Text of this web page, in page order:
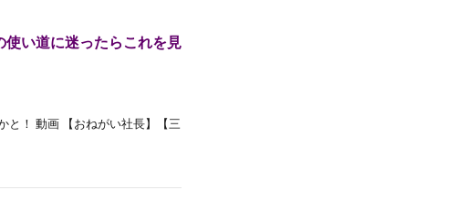
使い道に迷ったらこれを見
！ 動画 【おねがい社長】【三